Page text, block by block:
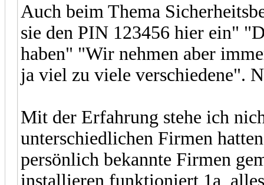
Auch beim Thema
sie den PIN 123456 hier ein"
haben" "Wir nehmen aber
ja viel zu viele verschiedene".
Mit der Erfahrung stehe ich
unterschiedlichen Firmen
persönlich bekannte Firmen
installieren funktioniert 1a,